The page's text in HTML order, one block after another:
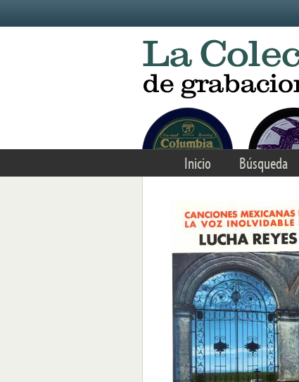
Inicio Búsqueda